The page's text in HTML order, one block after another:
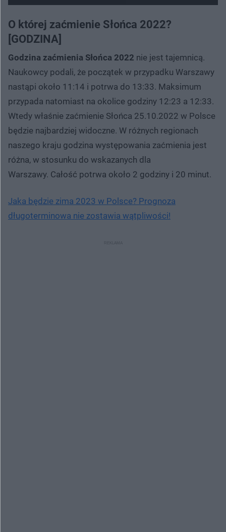
O której zaćmienie Słońca 2022?
[GODZINA]
Godzina zaćmienia Słońca 2022 nie jest tajemnicą.
Naukowcy podali, że początek w przypadku Warszawy
nastąpi około 11:14 i potrwa do 13:33. Maksimum
przypada natomiast na okolice godziny 12:23 a 12:33.
Wtedy właśnie zaćmienie Słońca 25.10.2022 w Polsce
będzie najbardziej widoczne. W różnych regionach
naszego kraju godzina występowania zaćmienia jest
różna, w stosunku do wskazanych dla
Warszawy. Całość potrwa około 2 godziny i 20 minut.
Jaka będzie zima 2023 w Polsce? Prognoza
długoterminowa nie zostawia wątpliwości!